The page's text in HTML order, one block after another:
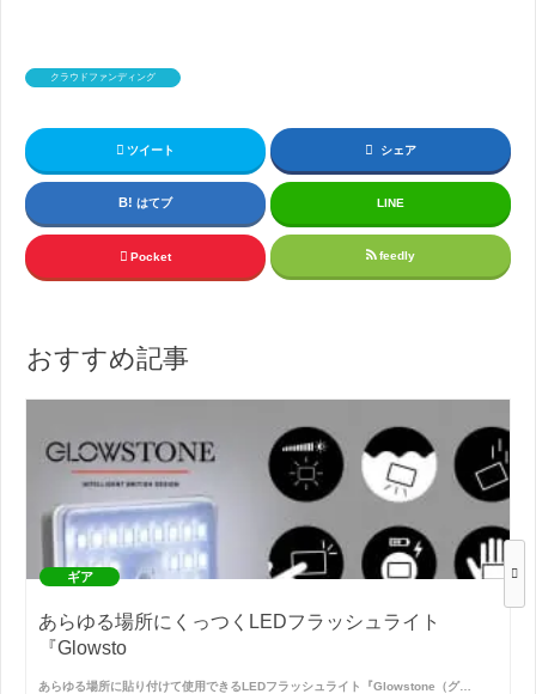
クラウドファンディング
ツイート シェア
はてブ LINE
Pocket feedly
おすすめ記事
ギア
あらゆる場所にくっつくLEDフラッシュライト
『Glowsto
あらゆる場所に貼り付けて使用できるLEDフラッシュライト『Glowstone（グ…